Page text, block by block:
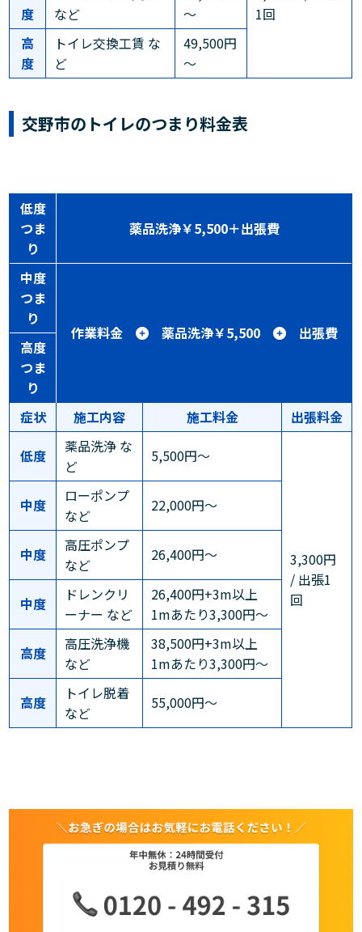
1回
度
など
～
高
度
トイレ交換工賃 な
ど
49,500円
～
交野市のトイレのつまり料金表
低度
つま
り
薬品洗浄￥5,500＋出張費
中度
つま
り
作業料金 薬品洗浄￥5,500 出張費
高度
つま
り
症状
施工内容 施工料金
出張料金
低度
薬品洗浄 な
ど
5,500円～
3,300円
/ 出張1
回
中度
ローポンプ
など
22,000円～
中度
高圧ポンプ
など
26,400円～
中度
ドレンクリ
ーナー など
26,400円+3m以上
1mあたり3,300円～
高度
高圧洗浄機
など
38,500円+3m以上
1mあたり3,300円～
高度
トイレ脱着
など
55,000円～